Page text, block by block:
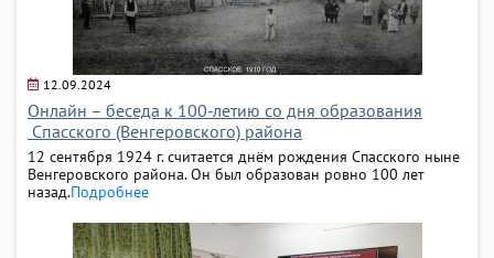
12.09.2024
Онлайн – беседа к 100-летию со дня образования
Спасского (Венгеровского) района
12 сентября 1924 г. считается днём рождения Спасского ныне
Венгеровского района. Он был образован ровно 100 лет
назад.Подробнее